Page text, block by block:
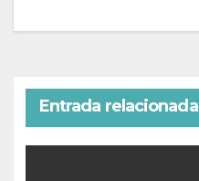
Entrada relacionada